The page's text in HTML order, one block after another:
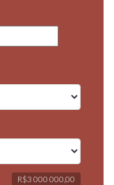
R$3 000 000,00